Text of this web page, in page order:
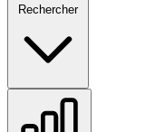
Rechercher